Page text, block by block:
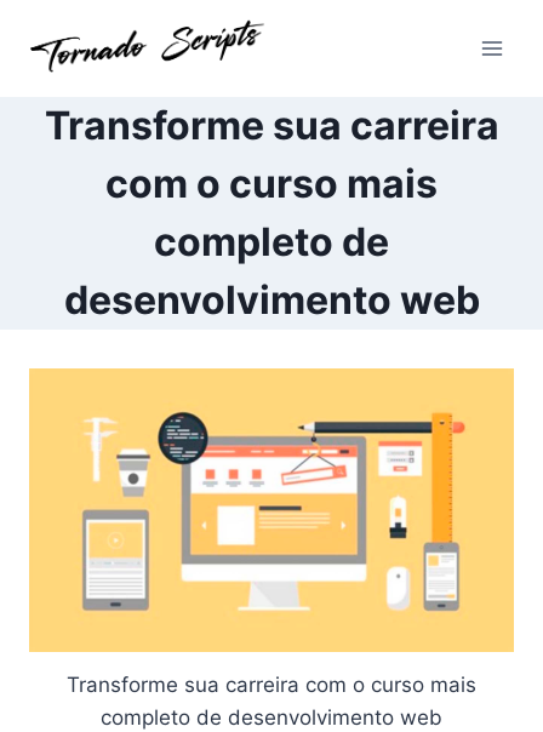
para
ConteúdoTransforme sua carreira
com o curso mais
completo de
desenvolvimento web
Transforme sua carreira com o curso mais
completo de desenvolvimento web